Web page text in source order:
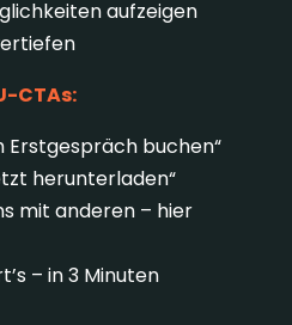
aufzeigen
CTAs:
Erstgespräch buchen“
herunterladen“
mit anderen – hier
– in 3 Minuten